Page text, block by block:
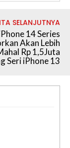
SELANJUTNYA
14 Series
Akan Lebih
Rp 1,5Juta
Seri iPhone 13